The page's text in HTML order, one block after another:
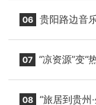
06 贵阳路边音
07 “凉资源”变“
08 “旅居到贵州